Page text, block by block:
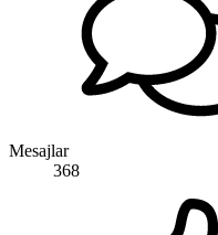
Mesajlar
368